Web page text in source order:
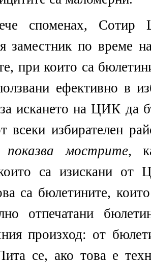
споменах, Сотир
заместник по време
при които са
ефективно в
искането на ЦИК да
всеки избирателен
показва мострите,
са изискани от
са бюлетините,
отпечатани
произход: от
се, ако това е